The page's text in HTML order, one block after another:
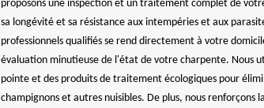
proposons une inspection et un traitement complet de
sa longévité et sa résistance aux intempéries et aux
professionnels qualifiés se rend directement à votre
évaluation minutieuse de l'état de votre charpente. Nous
pointe et des produits de traitement écologiques pour
champignons et autres nuisibles. De plus, nous renforçons